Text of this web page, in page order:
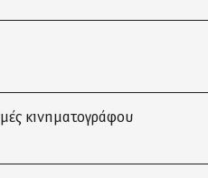
κινηματογράφου